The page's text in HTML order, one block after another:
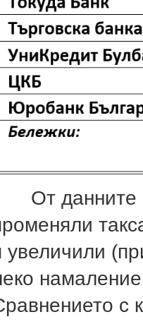
От данните в
увеличили
с